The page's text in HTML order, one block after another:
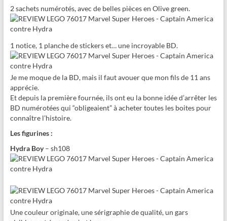
2 sachets numérotés, avec de belles pièces en Olive green.
1 notice, 1 planche de stickers et… une incroyable BD.
Je me moque de la BD, mais il faut avouer que mon fils de 11 ans
apprécie.
Et depuis la première fournée, ils ont eu la bonne idée d’arrêter les
BD numérotées qui “obligeaient” à acheter toutes les boites pour
connaître l’histoire.
Les figurines :
Hydra Boy– sh108
Une couleur originale, une sérigraphie de qualité, un gars